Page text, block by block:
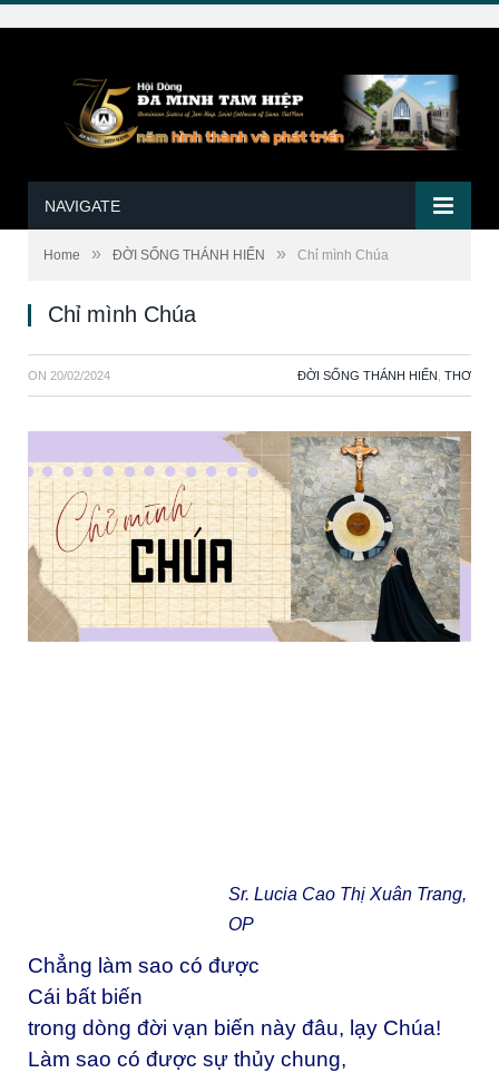
NAVIGATE
Home » ĐỜI SỐNG THÁNH HIẾN » Chỉ mình Chúa
Chỉ mình Chúa
ON 20/02/2024 ĐỜI SỐNG THÁNH HIẾN THƠ
Sr. Lucia Cao Thị Xuân Trang,
OP
Chẳng làm sao có được
Cái bất biến
trong dòng đời vạn biến này đâu, lạy Chúa!
Làm sao có được sự thủy chung,